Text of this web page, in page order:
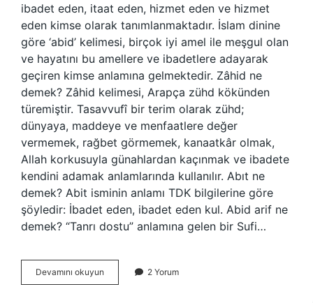
ibadet eden, itaat eden, hizmet eden ve hizmet
eden kimse olarak tanımlanmaktadır. İslam dinine
göre ‘abid’ kelimesi, birçok iyi amel ile meşgul olan
ve hayatını bu amellere ve ibadetlere adayarak
geçiren kimse anlamına gelmektedir. Zâhid ne
demek? Zâhid kelimesi, Arapça zühd kökünden
türemiştir. Tasavvufî bir terim olarak zühd;
dünyaya, maddeye ve menfaatlere değer
vermemek, rağbet görmemek, kanaatkâr olmak,
Allah korkusuyla günahlardan kaçınmak ve ibadete
kendini adamak anlamlarında kullanılır. Abıt ne
demek? Abit isminin anlamı TDK bilgilerine göre
şöyledir: İbadet eden, ibadet eden kul. Abid arif ne
demek? “Tanrı dostu” anlamına gelen bir Sufi…
Devamını okuyun
Zahit
2 Yorum